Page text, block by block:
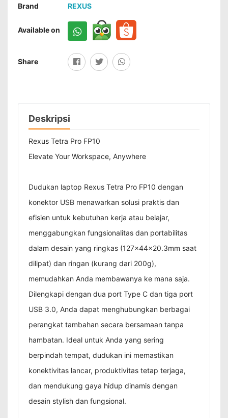
Brand REXUS
Available on
Share
Deskripsi
Rexus Tetra Pro FP10
Elevate Your Workspace, Anywhere
Dudukan laptop Rexus Tetra Pro FP10 dengan
konektor USB menawarkan solusi praktis dan
efisien untuk kebutuhan kerja atau belajar,
menggabungkan fungsionalitas dan portabilitas
dalam desain yang ringkas (127x44x20.3mm saat
dilipat) dan ringan (kurang dari 200g),
memudahkan Anda membawanya ke mana saja.
Dilengkapi dengan dua port Type C dan tiga port
USB 3.0, Anda dapat menghubungkan berbagai
perangkat tambahan secara bersamaan tanpa
hambatan. Ideal untuk Anda yang sering
berpindah tempat, dudukan ini memastikan
konektivitas lancar, produktivitas tetap terjaga,
dan mendukung gaya hidup dinamis dengan
desain stylish dan fungsional.